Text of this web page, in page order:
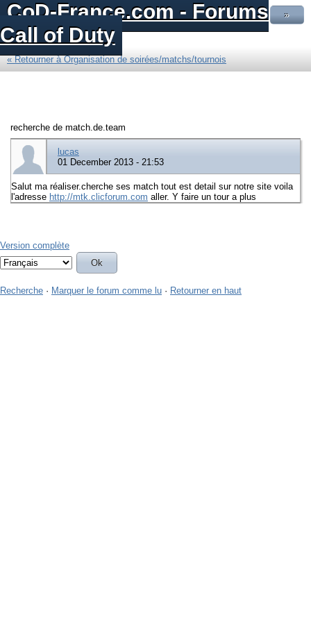
CoD-France.com - Forums
Call of Duty
»
« Retourner à Organisation de soirées/matchs/tournois
recherche de match.de.team
lucas
01 December 2013 - 21:53
Salut ma réaliser.cherche ses match tout est detail sur notre site voila
l'adresse http://mtk.clicforum.com aller. Y faire un tour a plus
Version complète
Recherche · Marquer le forum comme lu · Retourner en haut